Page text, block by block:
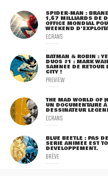
SPIDER-MAN :
1,67 MILLIARDS DE
OFFICE MONDIAL
WEEKEND
ECRANS
BATMAN & ROBIN :
DUOS #1 : MARK
SAMNEE DE RETOUR
CITY !
PREVIEW
THE MAD WORLD OF
UN DOCUMENTAIRE
DESSINATEUR
ECRANS
BLUE BEETLE : PAS
SÉRIE ANIMÉE EST
DÉVELOPPEMENT.
BRÈVE